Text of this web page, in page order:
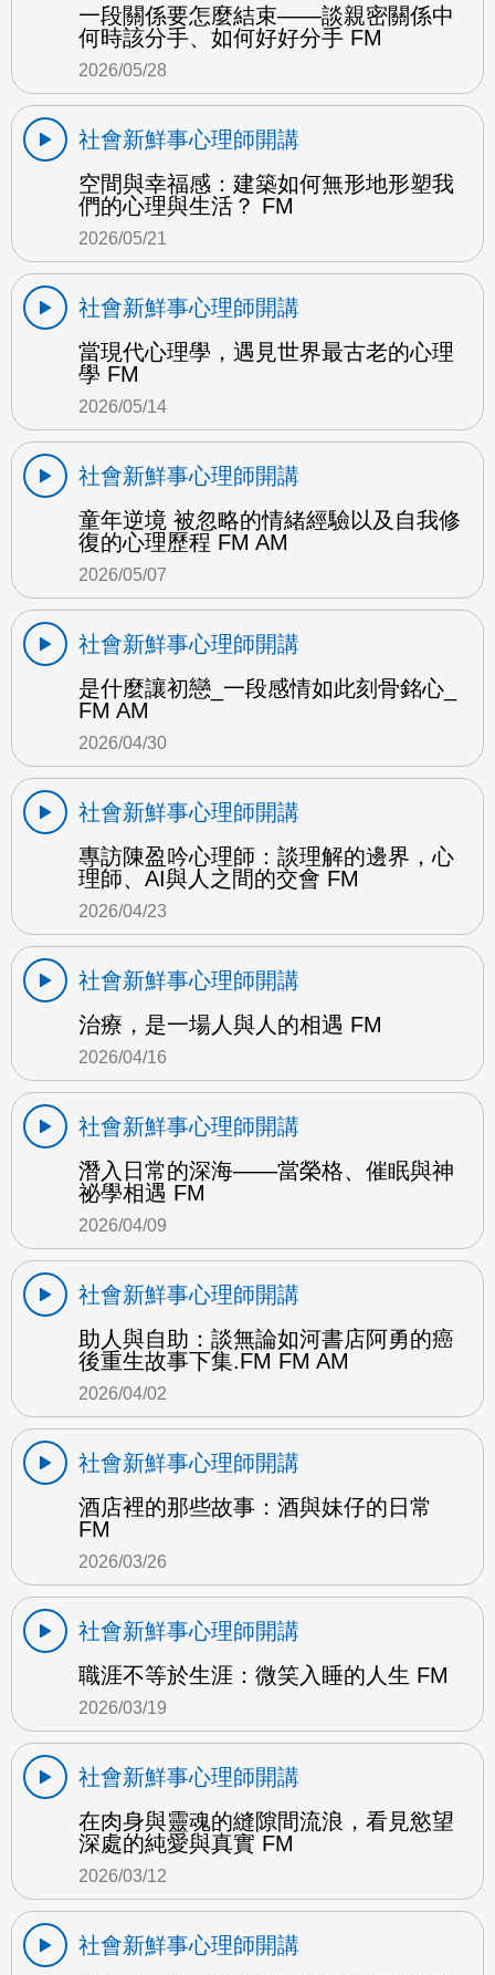
一段關係要怎麼結束——談親密關係中
何時該分手、如何好好分手 FM
2026/05/28
社會新鮮事心理師開講
空間與幸福感：建築如何無形地形塑我
們的心理與生活？ FM
2026/05/21
社會新鮮事心理師開講
當現代心理學，遇見世界最古老的心理
學 FM
2026/05/14
社會新鮮事心理師開講
童年逆境 被忽略的情緒經驗以及自我修
復的心理歷程 FM AM
2026/05/07
社會新鮮事心理師開講
是什麼讓初戀_一段感情如此刻骨銘心_
FM AM
2026/04/30
社會新鮮事心理師開講
專訪陳盈吟心理師：談理解的邊界，心
理師、AI與人之間的交會 FM
2026/04/23
社會新鮮事心理師開講
治療，是一場人與人的相遇 FM
2026/04/16
社會新鮮事心理師開講
潛入日常的深海——當榮格、催眠與神
祕學相遇 FM
2026/04/09
社會新鮮事心理師開講
助人與自助：談無論如河書店阿勇的癌
後重生故事下集.FM FM AM
2026/04/02
社會新鮮事心理師開講
酒店裡的那些故事：酒與妹仔的日常
FM
2026/03/26
社會新鮮事心理師開講
職涯不等於生涯：微笑入睡的人生 FM
2026/03/19
社會新鮮事心理師開講
在肉身與靈魂的縫隙間流浪，看見慾望
深處的純愛與真實 FM
2026/03/12
社會新鮮事心理師開講